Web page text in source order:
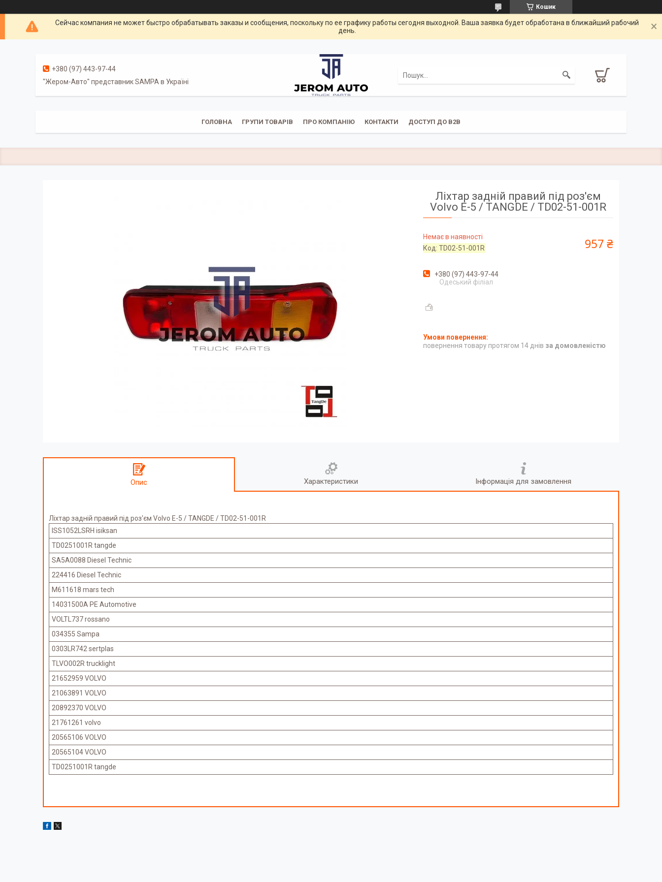
Кошик
Сейчас компания не может быстро обрабатывать заказы и сообщения, поскольку по ее графику работы сегодня выходной. Ваша заявка будет обработана в ближайший рабочий
день.
+380 (97) 443-97-44
"Жером-Авто" представник SAMPA в Україні
ГОЛОВНА ГРУПИ ТОВАРІВ ПРО КОМПАНІЮ КОНТАКТИ ДОСТУП ДО B2B
Ліхтар задній правий під роз'єм
Volvo Е-5 / TANGDE / TD02-51-001R
Немає в наявності
Код:TD02-51-001R 957 ₴
+380 (97) 443-97-44
Одеський філіал
повернення товару протягом 14 днів за домовленістю
Опис Характеристики Інформація для замовлення
Ліхтар задній правий під роз'єм Volvo Е-5 / TANGDE / TD02-51-001R
ISS1052LSRH isiksan
TD0251001R tangde
SA5A0088 Diesel Technic
224416 Diesel Technic
M611618 mars tech
14031500A PE Automotive
VOLTL737 rossano
034355 Sampa
0303LR742 sertplas
TLVO002R trucklight
21652959 VOLVO
21063891 VOLVO
20892370 VOLVO
21761261 volvo
20565106 VOLVO
20565104 VOLVO
TD0251001R tangde